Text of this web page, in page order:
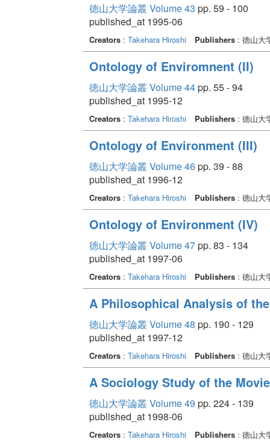
徳山大学論叢 Volume 43 pp. 59 - 100
published_at 1995-06
Creators: Takehara Hiroshi Publishers: 徳山大
Ontology of Enviromnent (II)
徳山大学論叢 Volume 44pp. 55 - 94
published_at 1995-12
Creators: Takehara Hiroshi Publishers: 徳山大
Ontology of Environment (III)
徳山大学論叢 Volume 46pp. 39 - 88
published_at 1996-12
Creators: Takehara Hiroshi Publishers: 徳山大
Ontology of Environment (IV)
徳山大学論叢 Volume 47pp. 83 - 134
published_at 1997-06
Creators: Takehara Hiroshi Publishers: 徳山大
A Philosophical Analysis of the
徳山大学論叢 Volume 48 pp. 190 - 129
published_at 1997-12
Creators: Takehara Hiroshi Publishers: 徳山大
A Sociology Study of the
徳山大学論叢 Volume 49 pp. 224 - 139
published_at 1998-06
Creators: Takehara Hiroshi Publishers: 徳山大